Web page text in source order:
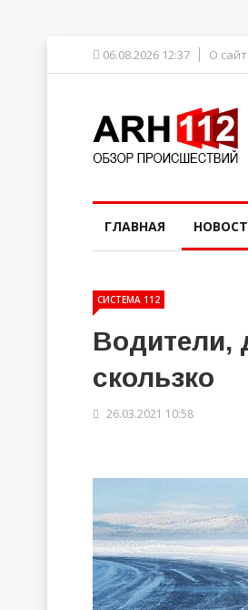
06.08.2026 12:37 О
ГЛАВНАЯ
СИСТЕМА 112
Водители,
скользко
26.03.2021 10:58